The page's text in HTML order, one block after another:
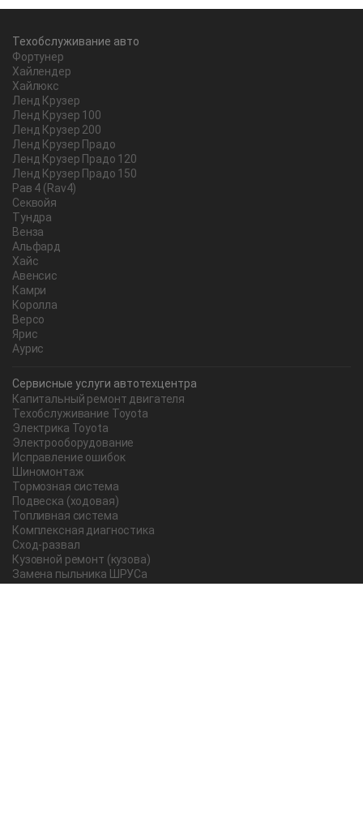
Техобслуживание авто
Фортунер
Хайлендер
Хайлюкс
Ленд Крузер
Ленд Крузер 100
Ленд Крузер 200
Ленд Крузер Прадо
Ленд Крузер Прадо 120
Ленд Крузер Прадо 150
Рав 4 (Rav4)
Секвойя
Тундра
Венза
Альфард
Хайс
Авенсис
Камри
Королла
Версо
Ярис
Аурис
Сервисные услуги автотехцентра
Капитальный ремонт двигателя
Техобслуживание Toyota
Электрика Toyota
Электрооборудование
Исправление ошибок
Шиномонтаж
Тормозная система
Подвеска (ходовая)
Топливная система
Комплексная диагностика
Сход-развал
Кузовной ремонт (кузова)
Замена пыльника ШРУСа